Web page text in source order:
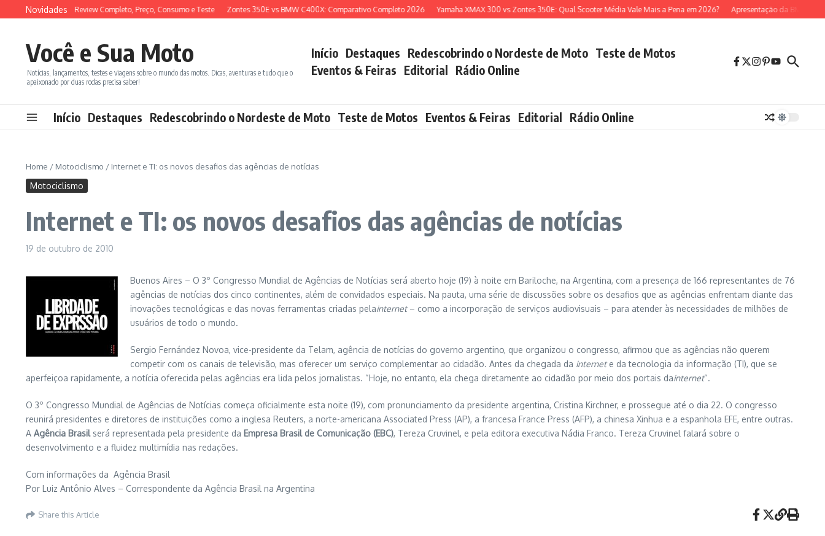
Ir para o conteúdo
Novidades
ADX 150 2026: Review Completo, Preço, Consumo e Teste Zontes 350E vs BMW C400X: Comparativo Completo 2026 Yamaha XMAX 300 vs Zontes 350E: Qual Scooter Média Vale Mais a Pena em 2026? Apresentação da BMW R 1300
Você e Sua Moto
Notícias, lançamentos, testes e viagens sobre o mundo das motos. Dicas, aventuras e tudo que o
apaixonado por duas rodas precisa saber!
Início Destaques Redescobrindo o Nordeste de Moto Teste de Motos
Eventos & Feiras Editorial Rádio Online
Início Destaques Redescobrindo o Nordeste de Moto Teste de Motos Eventos & Feiras Editorial Rádio Online
Home / Motociclismo / Internet e TI: os novos desafios das agências de notícias
Motociclismo
Internet e TI: os novos desafios das agências de notícias
19 de outubro de 2010
Buenos Aires – O 3º Congresso Mundial de Agências de Notícias será aberto hoje (19) à noite em Bariloche, na Argentina, com a presença de 166 representantes de 76
agências de notícias dos cinco continentes, além de convidados especiais. Na pauta, uma série de discussões sobre os desafios que as agências enfrentam diante das
inovações tecnológicas e das novas ferramentas criadas pelainternet– como a incorporação de serviços audiovisuais – para atender às necessidades de milhões de
usuários de todo o mundo.
Sergio Fernández Novoa, vice-presidente da Telam, agência de notícias do governo argentino, que organizou o congresso, afirmou que as agências não querem
competir com os canais de televisão, mas oferecer um serviço complementar ao cidadão. Antes da chegada da internete da tecnologia da informação (TI), que se
aperfeiçoa rapidamente, a notícia oferecida pelas agências era lida pelos jornalistas. “Hoje, no entanto, ela chega diretamente ao cidadão por meio dos portais dainternet“.
O 3º Congresso Mundial de Agências de Notícias começa oficialmente esta noite (19), com pronunciamento da presidente argentina, Cristina Kirchner, e prossegue até o dia 22. O congresso
reunirá presidentes e diretores de instituições como a inglesa Reuters, a norte-americana Associated Press (AP), a francesa France Press (AFP), a chinesa Xinhua e a espanhola EFE, entre outras.
A Agência Brasilserá representada pela presidente da Empresa Brasil de Comunicação (EBC), Tereza Cruvinel, e pela editora executiva Nádia Franco. Tereza Cruvinel falará sobre o
desenvolvimento e a fluidez multimídia nas redações.
Com informações da Agência Brasil
Por Luiz Antônio Alves – Correspondente da Agência Brasil na Argentina
Share this Article